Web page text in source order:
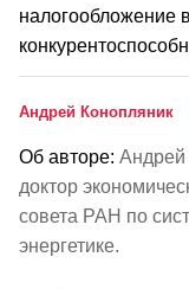
налогообложение
Андрей Конопляник
Об авторе: Андрей
доктор
совета РАН по
энергетике.